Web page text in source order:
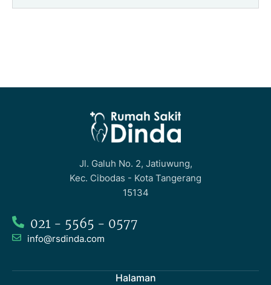
Jl. Galuh No. 2, Jatiuwung,
Kec. Cibodas - Kota Tangerang
15134
021 - 5565 - 0577
info@rsdinda.com
Halaman